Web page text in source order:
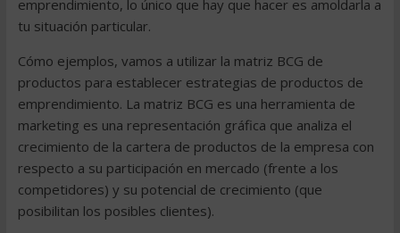
emprendimiento, lo único que hay que hacer es amoldarla a
tu situación particular.
Cómo ejemplos, vamos a utilizar la matriz BCG de
productos para establecer estrategias de productos de
emprendimiento. La matriz BCG es una herramienta de
marketing es una representación gráfica que analiza el
crecimiento de la cartera de productos de la empresa con
respecto a su participación en mercado (frente a los
competidores) y su potencial de crecimiento (que
posibilitan los posibles clientes).